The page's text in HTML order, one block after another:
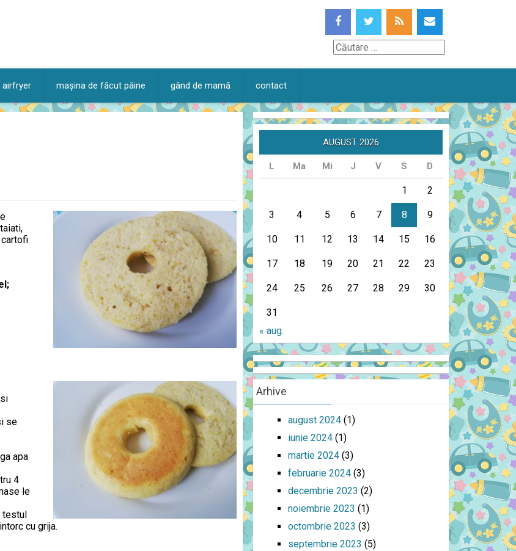
Căutare
airfryer mașina de făcut pâine gând de mamă contact
se
apa
4
le
testul
cu grija.
AUGUST 2026
L Ma Mi J V S D
1 2
3 4 5 6 7 8 9
10 11 12 13 14 15 16
17 18 19 20 21 22 23
24 25 26 27 28 29 30
31
« aug.
Arhive
august 2024 (1)
iunie 2024 (1)
martie 2024 (3)
februarie 2024 (3)
decembrie 2023 (2)
noiembrie 2023 (1)
octombrie 2023 (3)
septembrie 2023 (5)